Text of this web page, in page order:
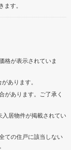
す。
格が表示されていま
あります。
があります。ご了承く
入居物件が掲載されてい
ての住戸に該当しない